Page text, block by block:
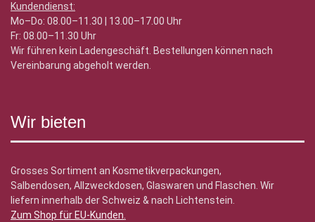
Kundendienst:
Mo–Do: 08.00–11.30 | 13.00–17.00 Uhr
Fr: 08.00–11.30 Uhr
Wir führen kein Ladengeschäft. Bestellungen können nach
Vereinbarung abgeholt werden.
Wir bieten
Grosses Sortiment an Kosmetikverpackungen,
Salbendosen, Allzweckdosen, Glaswaren und Flaschen. Wir
liefern innerhalb der Schweiz & nach Lichtenstein.
Zum Shop für EU-Kunden.